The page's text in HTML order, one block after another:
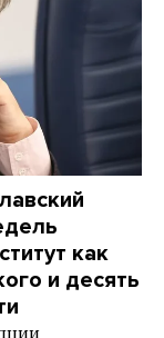
как
и десять